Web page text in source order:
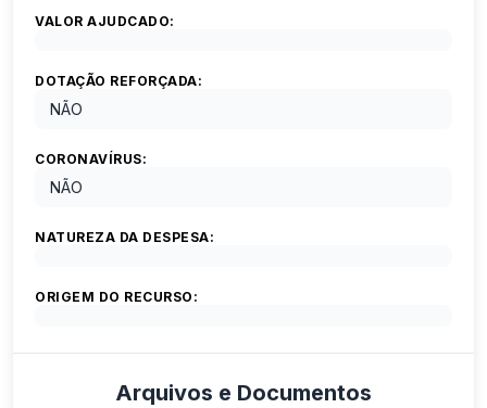
VALOR AJUDCADO:
DOTAÇÃO REFORÇADA:
NÃO
CORONAVÍRUS:
NÃO
NATUREZA DA DESPESA:
ORIGEM DO RECURSO:
Arquivos e Documentos